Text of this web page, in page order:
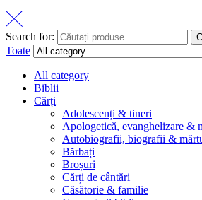
Search for:
Toate
All category
Biblii
Cărți
Adolescenți & tineri
Apologetică, evanghelizare &
Autobiografii, biografii &
Bărbați
Broșuri
Cărți de cântări
Căsătorie & familie